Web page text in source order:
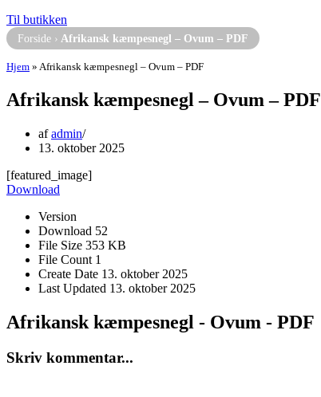
Til butikken
Forside › Afrikansk kæmpesnegl – Ovum – PDF
Hjem » Afrikansk kæmpesnegl – Ovum – PDF
Afrikansk kæmpesnegl – Ovum – PDF
afadmin
13. oktober 2025
[featured_image]
Download
Version
Download 52
File Size 353 KB
File Count 1
Create Date 13. oktober 2025
Last Updated 13. oktober 2025
Afrikansk kæmpesnegl - Ovum - PDF
Skriv kommentar...